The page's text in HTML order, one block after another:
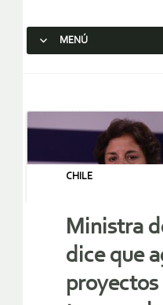
MENÚ
CHILE
Ministra
dice que